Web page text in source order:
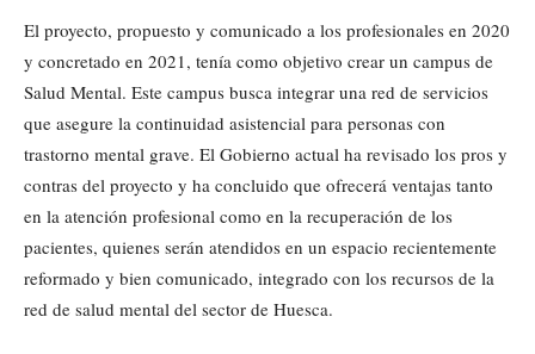
El proyecto, propuesto y comunicado a los profesionales en 2020
y concretado en 2021, tenía como objetivo crear un campus de
Salud Mental. Este campus busca integrar una red de servicios
que asegure la continuidad asistencial para personas con
trastorno mental grave. El Gobierno actual ha revisado los pros y
contras del proyecto y ha concluido que ofrecerá ventajas tanto
en la atención profesional como en la recuperación de los
pacientes, quienes serán atendidos en un espacio recientemente
reformado y bien comunicado, integrado con los recursos de la
red de salud mental del sector de Huesca.